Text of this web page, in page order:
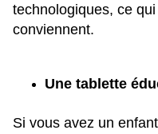
technologiques, ce
conviennent.
Une tablette
Si vous avez un